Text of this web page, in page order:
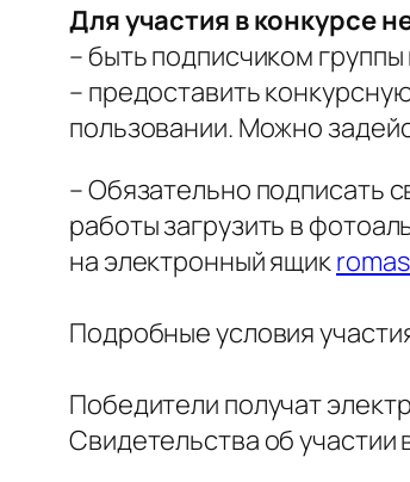
Для участия в конкурсе
– быть подписчиком
– предоставить
пользовании. Можно
– Обязательно подписать
работы загрузить в
на электронный ящик
Подробные условия
Победители получат
Свидетельства об участии